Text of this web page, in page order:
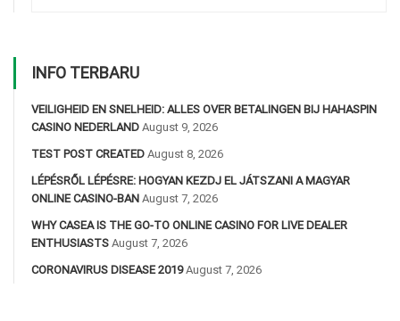
INFO TERBARU
VEILIGHEID EN SNELHEID: ALLES OVER BETALINGEN BIJ HAHASPIN
CASINO NEDERLAND August 9, 2026
TEST POST CREATED August 8, 2026
LÉPÉSRŐL LÉPÉSRE: HOGYAN KEZDJ EL JÁTSZANI A MAGYAR
ONLINE CASINO-BAN August 7, 2026
WHY CASEA IS THE GO-TO ONLINE CASINO FOR LIVE DEALER
ENTHUSIASTS August 7, 2026
CORONAVIRUS DISEASE 2019 August 7, 2026